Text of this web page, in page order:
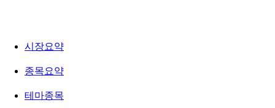
시장요약
종목요약
테마종목